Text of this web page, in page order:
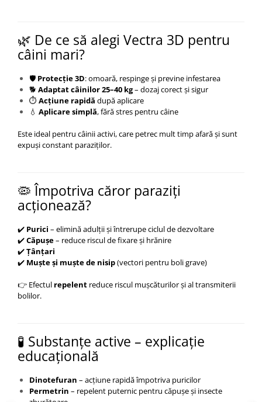
🌿 De ce să alegi Vectra 3D pentru
câini mari?
🛡️ Protecție 3D: omoară, respinge și previne infestarea
🐕Adaptat câinilor 25–40 kg– dozaj corect și sigur
⏱️ Acțiune rapidă după aplicare
💧 Aplicare simplă, fără stres pentru câine
Este ideal pentru câinii activi, care petrec mult timp afară și sunt
expuși constant paraziților.
🦠 Împotriva căror paraziți
acționează?
✔️ Purici – elimină adulții și întrerupe ciclul de dezvoltare
✔️Căpușe– reduce riscul de fixare și hrănire
✔️Țânțari
✔️ Muște și muște de nisip(vectori pentru boli grave)
👉 Efectul repelent reduce riscul mușcăturilor și al transmiterii
bolilor.
🧪 Substanțe active – explicație
educațională
Dinotefuran – acțiune rapidă împotriva puricilor
Permetrin – repelent puternic pentru căpușe și insecte